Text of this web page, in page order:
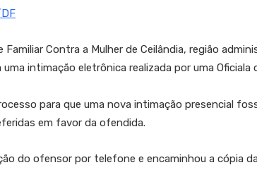
Familiar Contra a Mulher de Ceilândia, região
intimação eletrônica realizada por uma Oficiala
para que uma nova intimação presencial
em favor da ofendida.
do ofensor por telefone e encaminhou a cópia